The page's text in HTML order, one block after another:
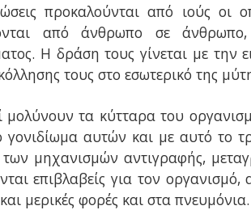
προκαλούνται από ιούς οι
από άνθρωπο σε
Η δράση τους γίνεται με την
τους στο εσωτερικό της
μολύνουν τα κύτταρα του
γονιδίωμα αυτών και με αυτό το
των μηχανισμών αντιγραφής,
επιβλαβείς για τον
μερικές φορές και στα πνευμόνια.